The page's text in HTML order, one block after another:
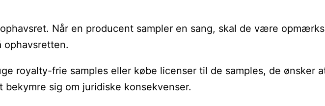
Når en producent sampler en sang, skal de være
ophavsretten.
royalty-frie samples eller købe licenser til de samples, de
sig om juridiske konsekvenser.